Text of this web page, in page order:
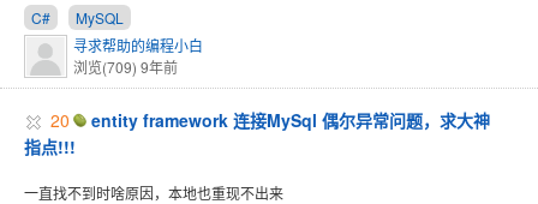
C#
MySQL
寻求帮助的编程小白
浏览(709) 9年前
20
entity framework 连接MySql 偶尔异常问题，求大神
指点!!!
一直找不到时啥原因，本地也重现不出来